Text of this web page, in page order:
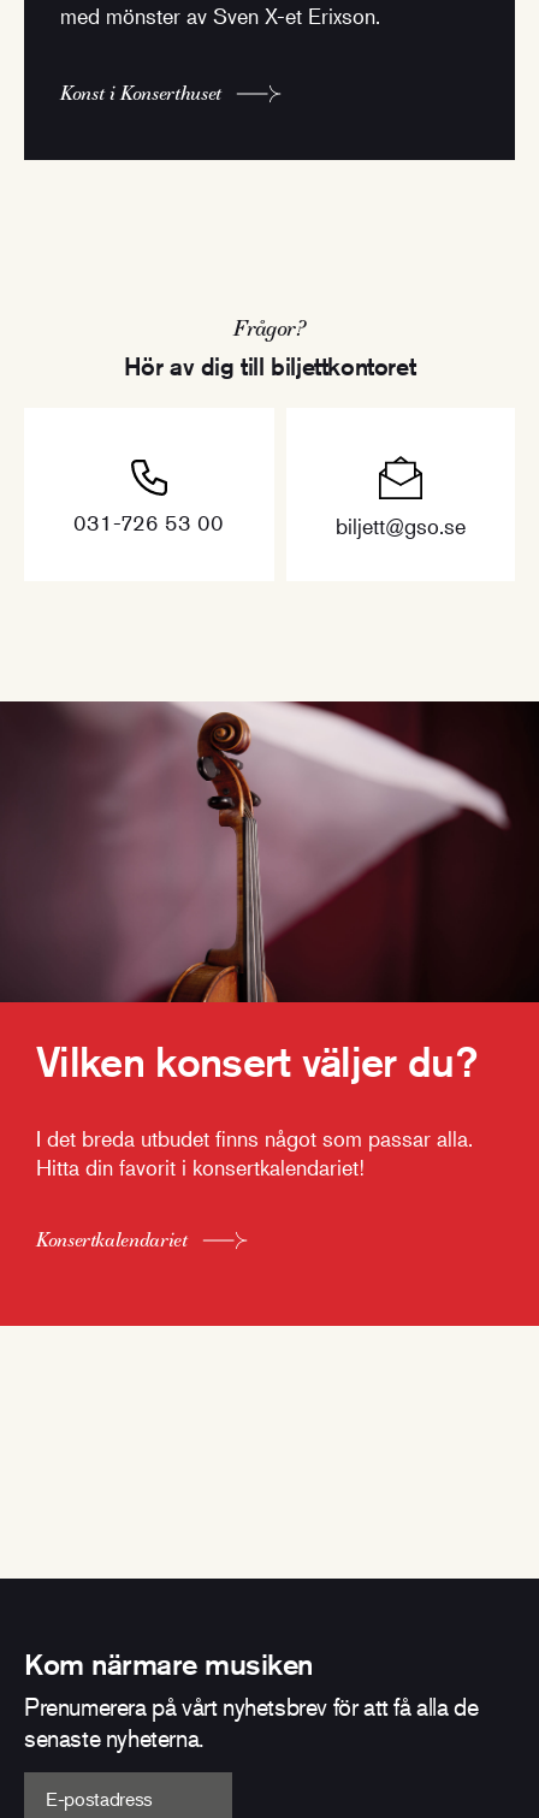
med mönster av Sven X-et Erixson.
Konst i Konserthuset
Frågor?
Hör av dig till biljettkontoret
031-726 53 00 biljett@gso.se
Vilken konsert väljer du?
I det breda utbudet finns något som passar alla.
Hitta din favorit i konsertkalendariet!
Konsertkalendariet
Kom närmare musiken
Prenumerera på vårt nyhetsbrev för att få alla de
senaste nyheterna.
E-postadress